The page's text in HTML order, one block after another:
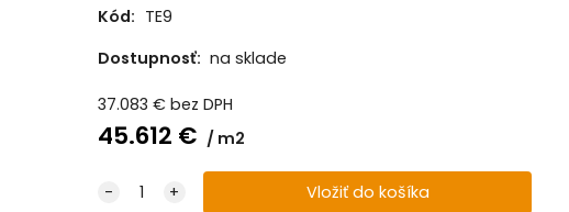
Kód: TE9
Dostupnosť: na sklade
37.083 € bez DPH
45.612 € m2